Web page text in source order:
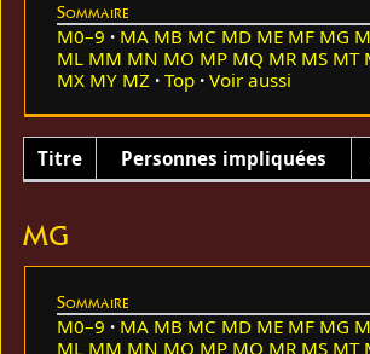
Sommaire
M0–9 MA MB MC MD ME MF MG
ML MM MN MO MP MQ MR MS MT
MX MY MZ Top Voir aussi
Titre Personnes impliquées
MG
Sommaire
M0–9 MA MB MC MD ME MF MG
ML MM MN MO MP MQ MR MS MT